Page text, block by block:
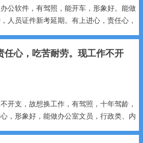
公软件，有驾照，能开车，形象好。能做
人员证件新考延期。有上进心，责任心，
任心，吃苦耐劳。现工作不开
开支，故想换工作，有驾照，十年驾龄，
，形象好，能做办公室文员，行政类、内